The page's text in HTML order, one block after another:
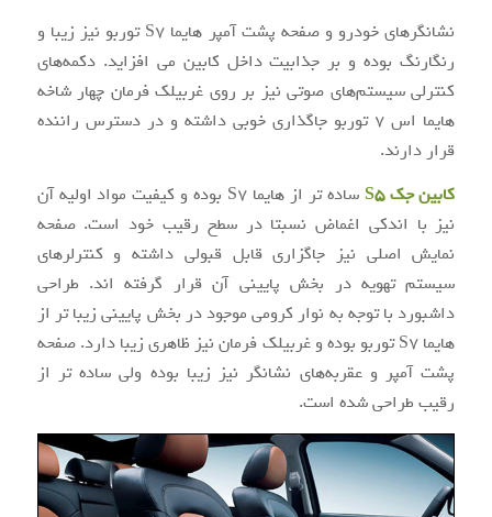
نشانگرهای خودرو و صفحه پشت آمپر هایما S7 توربو نیز زیبا و
رنگارنگ بوده و بر جذابیت داخل کابین می افزاید. دکمه‌های
کنترلی سیستم‌های صوتی نیز بر روی غربیلک فرمان چهار شاخه
هایما اس ۷ توربو جاگذاری خوبی داشته و در دسترس راننده
قرار دارند.
کابین جک S5
ساده تر از هایما S7 بوده و کیفیت مواد اولیه آن
نیز با اندکی اغماض نسبتا در سطح رقیب خود است. صفحه
نمایش اصلی نیز جاگزاری قابل قبولی داشته و کنترلر‌های
سیستم تهویه در بخش پایینی آن قرار گرفته اند. طراحی
داشبورد با توجه به نوار کرومی موجود در بخش پایینی زیبا تر از
هایما S7 توربو بوده و غربیلک فرمان نیز ظاهری زیبا دارد. صفحه
پشت آمپر و عقربه‌های نشانگر نیز زیبا بوده ولی ساده تر از
رقیب طراحی شده است.